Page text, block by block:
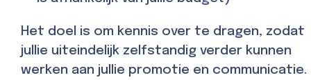
Het doel is om kennis over te dragen, zodat
jullie uiteindelijk zelfstandig verder kunnen
werken aan jullie promotie en communicatie.